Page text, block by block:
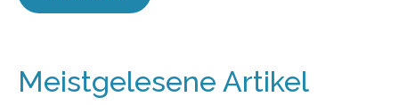
Meistgelesene Artikel